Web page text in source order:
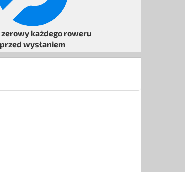
zerowy każdego roweru
przed wysłaniem